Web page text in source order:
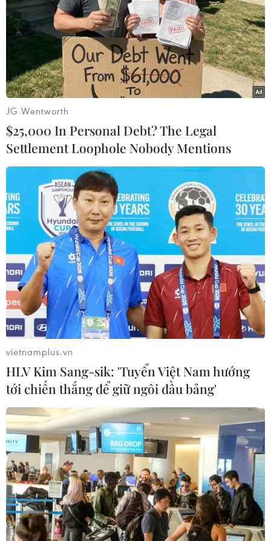
12/03/2023 05:04
Nói đến văn hóa ẩm thực của Điện Biên là nói đến
những món ăn mang hương vị núi rừng, thể hiện nét
văn hóa, phong tục tập quán, nếp sống của cộng đồng
các dân tộc thiểu số.
JG Wentworth
$25,000 In Personal Debt? The Legal
Settlement Loophole Nobody Mentions
vietnamplus.vn
HLV Kim Sang-sik: 'Tuyển Việt Nam hướng
tới chiến thắng để giữ ngôi đầu bảng'